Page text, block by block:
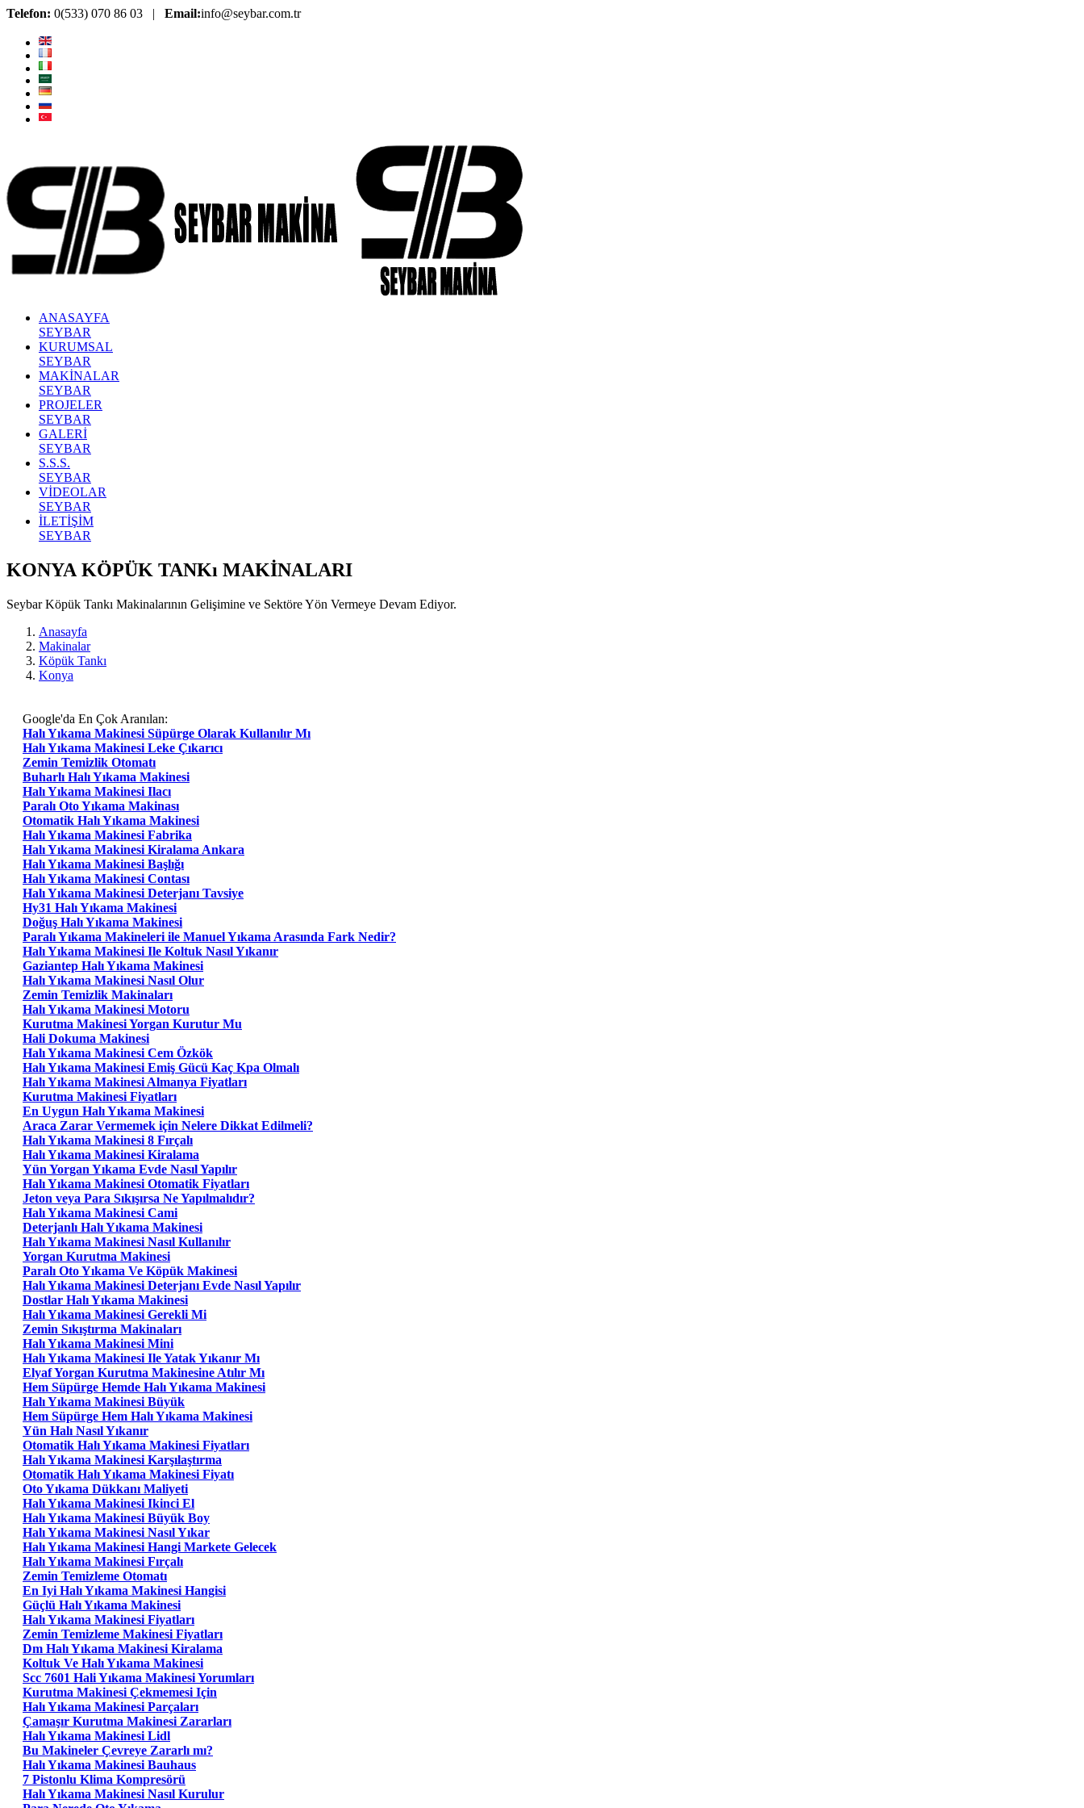
Telefon: 0(533) 070 86 03 | Email:info@seybar.com.tr
ANASAYFA
SEYBAR
KURUMSAL
SEYBAR
MAKİNALAR
SEYBAR
PROJELER
SEYBAR
GALERİ
SEYBAR
S.S.S.
SEYBAR
VİDEOLAR
SEYBAR
İLETİŞİM
SEYBAR
KONYA KÖPÜK TANKı MAKİNALARI
Seybar Köpük Tankı Makinalarının Gelişimine ve Sektöre Yön Vermeye Devam Ediyor.
Anasayfa
Makinalar
Köpük Tankı
Konya
Google'da En Çok Aranılan:
Halı Yıkama Makinesi Süpürge Olarak Kullanılır Mı
Halı Yıkama Makinesi Leke Çıkarıcı
Zemin Temizlik Otomatı
Buharlı Halı Yıkama Makinesi
Halı Yıkama Makinesi Ilacı
Paralı Oto Yıkama Makinası
Otomatik Halı Yıkama Makinesi
Halı Yıkama Makinesi Fabrika
Halı Yıkama Makinesi Kiralama Ankara
Halı Yıkama Makinesi Başlığı
Halı Yıkama Makinesi Contası
Halı Yıkama Makinesi Deterjanı Tavsiye
Hy31 Halı Yıkama Makinesi
Doğuş Halı Yıkama Makinesi
Paralı Yıkama Makineleri ile Manuel Yıkama Arasında Fark Nedir?
Halı Yıkama Makinesi Ile Koltuk Nasıl Yıkanır
Gaziantep Halı Yıkama Makinesi
Halı Yıkama Makinesi Nasıl Olur
Zemin Temizlik Makinaları
Halı Yıkama Makinesi Motoru
Kurutma Makinesi Yorgan Kurutur Mu
Hali Dokuma Makinesi
Halı Yıkama Makinesi Cem Özkök
Halı Yıkama Makinesi Emiş Gücü Kaç Kpa Olmalı
Halı Yıkama Makinesi Almanya Fiyatları
Kurutma Makinesi Fiyatları
En Uygun Halı Yıkama Makinesi
Araca Zarar Vermemek için Nelere Dikkat Edilmeli?
Halı Yıkama Makinesi 8 Fırçalı
Halı Yıkama Makinesi Kiralama
Yün Yorgan Yıkama Evde Nasıl Yapılır
Halı Yıkama Makinesi Otomatik Fiyatları
Jeton veya Para Sıkışırsa Ne Yapılmalıdır?
Halı Yıkama Makinesi Cami
Deterjanlı Halı Yıkama Makinesi
Halı Yıkama Makinesi Nasıl Kullanılır
Yorgan Kurutma Makinesi
Paralı Oto Yıkama Ve Köpük Makinesi
Halı Yıkama Makinesi Deterjanı Evde Nasıl Yapılır
Dostlar Halı Yıkama Makinesi
Halı Yıkama Makinesi Gerekli Mi
Zemin Sıkıştırma Makinaları
Halı Yıkama Makinesi Mini
Halı Yıkama Makinesi Ile Yatak Yıkanır Mı
Elyaf Yorgan Kurutma Makinesine Atılır Mı
Hem Süpürge Hemde Halı Yıkama Makinesi
Halı Yıkama Makinesi Büyük
Hem Süpürge Hem Halı Yıkama Makinesi
Yün Halı Nasıl Yıkanır
Otomatik Halı Yıkama Makinesi Fiyatları
Halı Yıkama Makinesi Karşılaştırma
Otomatik Halı Yıkama Makinesi Fiyatı
Oto Yıkama Dükkanı Maliyeti
Halı Yıkama Makinesi Ikinci El
Halı Yıkama Makinesi Büyük Boy
Halı Yıkama Makinesi Nasıl Yıkar
Halı Yıkama Makinesi Hangi Markete Gelecek
Halı Yıkama Makinesi Fırçalı
Zemin Temizleme Otomatı
En Iyi Halı Yıkama Makinesi Hangisi
Güçlü Halı Yıkama Makinesi
Halı Yıkama Makinesi Fiyatları
Zemin Temizleme Makinesi Fiyatları
Dm Halı Yıkama Makinesi Kiralama
Koltuk Ve Halı Yıkama Makinesi
Scc 7601 Hali Yıkama Makinesi Yorumları
Kurutma Makinesi Çekmemesi Için
Halı Yıkama Makinesi Parçaları
Çamaşır Kurutma Makinesi Zararları
Halı Yıkama Makinesi Lidl
Bu Makineler Çevreye Zararlı mı?
Halı Yıkama Makinesi Bauhaus
7 Pistonlu Klima Kompresörü
Halı Yıkama Makinesi Nasıl Kurulur